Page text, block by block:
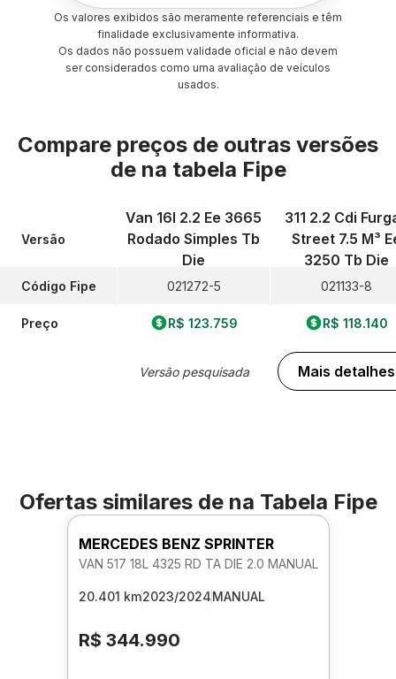
Os valores exibidos são meramente referenciais e têm
finalidade exclusivamente informativa.
Os dados não possuem validade oficial e não devem
ser considerados como uma avaliação de veículos
usados.
Compare preços de outras versões
de na tabela Fipe
Versão
Código Fipe
Preço
Van 16l 2.2 Ee 3665
Rodado Simples Tb
Die
021272-5
R$ 123.759
Versão pesquisada
311 2.2 Cdi
Street 7.5 M³
3250 Tb Die
021133-8
R$ 118.140
Mais detalhes
Ofertas similares de na Tabela Fipe
MERCEDES BENZ SPRINTER
VAN 517 18L 4325 RD TA DIE 2.0 MANUAL
20.401 km2023/2024MANUAL
R$ 344.990